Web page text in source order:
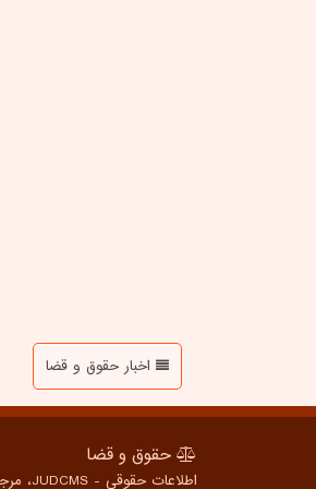
اخبار حقوق و قضا
حقوق و قضا
اطلاعات حقوقی - JUDCMS، مرجع کامل اطلاعات حقوقی و قضایی برای همه، از شهروندان عادی تا متخصصین